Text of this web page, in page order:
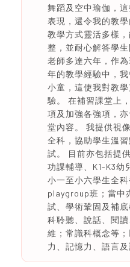
舞蹈及空中瑜伽，
表現，還令我的教
教學方式靈活多樣
整，並耐心解答學
老師多達六年，作
年的教學經驗中，
小童，這使我對教
驗。 在補習課堂上
項及加強各強項，
堂內容。 我提供視
全科，協助學生溫
試。 目前亦包括提
功課輔導、K1-K3幼
小一至小六學生全
playgroup班；當中
試、學術鞏固及補
科聆聽、說話、閱
維；常識科概念等
力、記憶力、語言及